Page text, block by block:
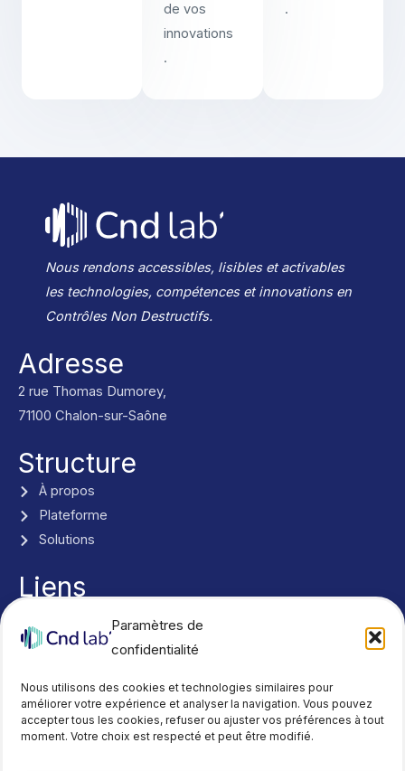
Paramètres de
confidentialité
Nous utilisons des cookies et technologies similaires pour
améliorer votre expérience et analyser la navigation. Vous pouvez
accepter tous les cookies, refuser ou ajuster vos préférences à tout
moment. Votre choix est respecté et peut être modifié.
.
de vos
innovations
.
Nous rendons accessibles, lisibles et activables
les technologies, compétences et innovations en
Contrôles Non Destructifs.
Adresse
2 rue Thomas Dumorey,
71100 Chalon-sur-Saône
Structure
À propos
Plateforme
Solutions
Liens
Actualités
Y
o
u
L
i
n